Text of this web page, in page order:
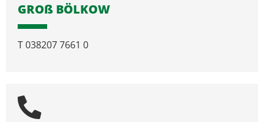
GROß BÖLKOW
T038207 7661 0